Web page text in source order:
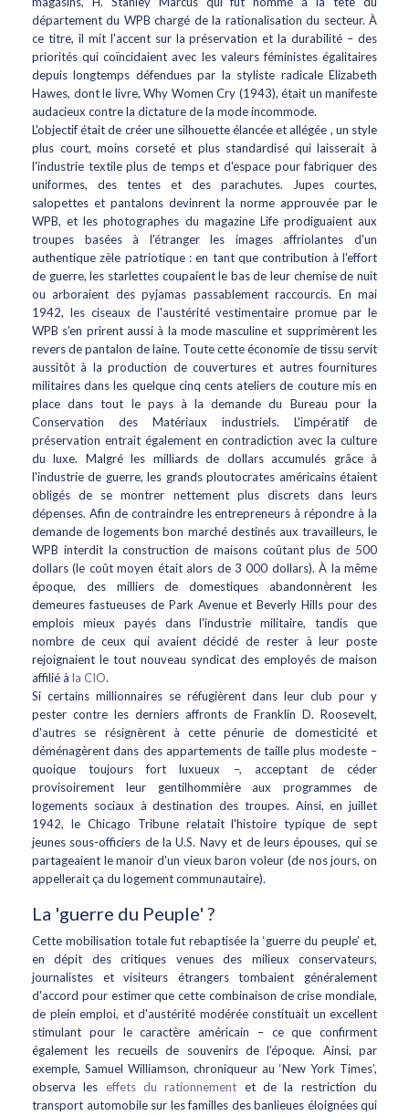
département du WPB chargé de la rationalisation du secteur. À
ce titre, il mit l'accent sur la préservation et la durabilité – des
priorités qui coïncidaient avec les valeurs féministes égalitaires
depuis longtemps défendues par la styliste radicale Elizabeth
Hawes, dont le livre, Why Women Cry (1943), était un manifeste
audacieux contre la dictature de la mode incommode.
L'objectif était de créer une silhouette élancée et allégée , un style
plus court, moins corseté et plus standardisé qui laisserait à
l'industrie textile plus de temps et d'espace pour fabriquer des
uniformes, des tentes et des parachutes. Jupes courtes,
salopettes et pantalons devinrent la norme approuvée par le
WPB, et les photographes du magazine Life prodiguaient aux
troupes basées à l'étranger les images affriolantes d'un
authentique zèle patriotique : en tant que contribution à l'effort
de guerre, les starlettes coupaient le bas de leur chemise de nuit
ou arboraient des pyjamas passablement raccourcis. En mai
1942, les ciseaux de l'austérité vestimentaire promue par le
WPB s'en prirent aussi à la mode masculine et supprimèrent les
revers de pantalon de laine. Toute cette économie de tissu servit
aussitôt à la production de couvertures et autres fournitures
militaires dans les quelque cinq cents ateliers de couture mis en
place dans tout le pays à la demande du Bureau pour la
Conservation des Matériaux industriels. L'impératif de
préservation entrait également en contradiction avec la culture
du luxe. Malgré les milliards de dollars accumulés grâce à
l'industrie de guerre, les grands ploutocrates américains étaient
obligés de se montrer nettement plus discrets dans leurs
dépenses. Afin de contraindre les entrepreneurs à répondre à la
demande de logements bon marché destinés aux travailleurs, le
WPB interdit la construction de maisons coûtant plus de 500
dollars (le coût moyen était alors de 3 000 dollars). À la même
époque, des milliers de domestiques abandonnèrent les
demeures fastueuses de Park Avenue et Beverly Hills pour des
emplois mieux payés dans l'industrie militaire, tandis que
nombre de ceux qui avaient décidé de rester à leur poste
rejoignaient le tout nouveau syndicat des employés de maison
affilié à la CIO.
Si certains millionnaires se réfugièrent dans leur club pour y
pester contre les derniers affronts de Franklin D. Roosevelt,
d'autres se résignèrent à cette pénurie de domesticité et
déménagèrent dans des appartements de taille plus modeste –
quoique toujours fort luxueux –, acceptant de céder
provisoirement leur gentilhommière aux programmes de
logements sociaux à destination des troupes. Ainsi, en juillet
1942, le Chicago Tribune relatait l'histoire typique de sept
jeunes sous-officiers de la U.S. Navy et de leurs épouses, qui se
partageaient le manoir d'un vieux baron voleur (de nos jours, on
appellerait ça du logement communautaire).
La 'guerre du Peuple' ?
Cette mobilisation totale fut rebaptisée la ‘guerre du peuple’ et,
en dépit des critiques venues des milieux conservateurs,
journalistes et visiteurs étrangers tombaient généralement
d'accord pour estimer que cette combinaison de crise mondiale,
de plein emploi, et d'austérité modérée constituait un excellent
stimulant pour le caractère américain – ce que confirment
également les recueils de souvenirs de l'époque. Ainsi, par
exemple, Samuel Williamson, chroniqueur au ‘New York Times’,
observa les effets du rationnement et de la restriction du
transport automobile sur les familles des banlieues éloignées qui